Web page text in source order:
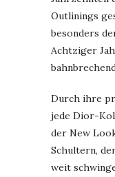
Outlinings
besonders
Achtziger
Durch ihre
jede Dior-
der New
Schultern,
weit